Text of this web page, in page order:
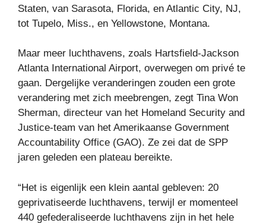
Staten, van Sarasota, Florida, en Atlantic City, NJ,
tot Tupelo, Miss., en Yellowstone, Montana.
Maar meer luchthavens, zoals Hartsfield-Jackson
Atlanta International Airport, overwegen om privé te
gaan. Dergelijke veranderingen zouden een grote
verandering met zich meebrengen, zegt Tina Won
Sherman, directeur van het Homeland Security and
Justice-team van het Amerikaanse Government
Accountability Office (GAO). Ze zei dat de SPP
jaren geleden een plateau bereikte.
“Het is eigenlijk een klein aantal gebleven: 20
geprivatiseerde luchthavens, terwijl er momenteel
440 gefederaliseerde luchthavens zijn in het hele